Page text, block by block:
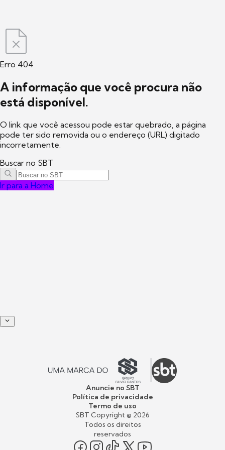
Erro 404
A informação que você procura não
está disponível.
O link que você acessou pode estar quebrado, a página
pode ter sido removida ou o endereço (URL) digitado
incorretamente.
Buscar no SBT
Ir para a Home
Anuncie no SBT
Política de privacidade
Termo de uso
SBT Copyright © 2026
Todos os direitos
reservados